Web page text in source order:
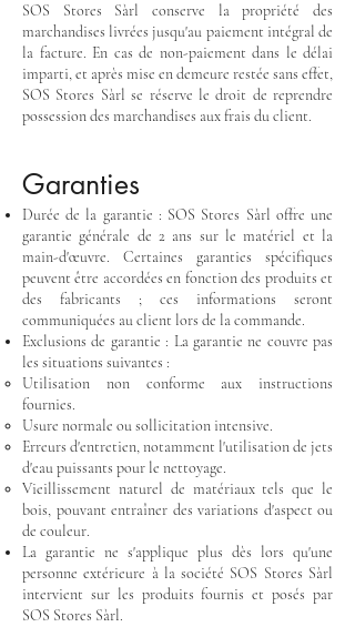
SOS Stores Sàrl conserve la propriété des
marchandises livrées jusqu'au paiement intégral de
la facture. En cas de non-paiement dans le délai
imparti, et après mise en demeure restée sans effet,
SOS Stores Sàrl se réserve le droit de reprendre
possession des marchandises aux frais du client.
Garanties
Durée de la garantie : SOS Stores Sàrl offre une
garantie générale de 2 ans sur le matériel et la
main-d'œuvre. Certaines garanties spécifiques
peuvent être accordées en fonction des produits et
des fabricants ; ces informations seront
communiquées au client lors de la commande.
Exclusions de garantie : La garantie ne couvre pas
les situations suivantes :
Utilisation non conforme aux instructions
fournies.
Usure normale ou sollicitation intensive.
Erreurs d'entretien, notamment l'utilisation de jets
d'eau puissants pour le nettoyage.
Vieillissement naturel de matériaux tels que le
bois, pouvant entraîner des variations d'aspect ou
de couleur.
La garantie ne s'applique plus dès lors qu'une
personne extérieure à la société SOS Stores Sàrl
intervient sur les produits fournis et posés par
SOS Stores Sàrl.